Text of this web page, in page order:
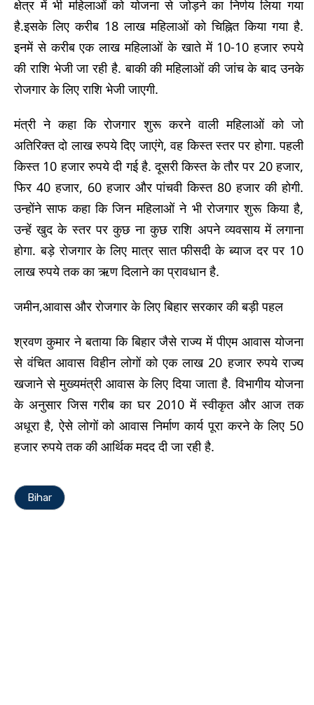
क्षेत्र में भी महिलाओं को योजना से जोड़ने का निर्णय लिया गया
है.इसके लिए करीब 18 लाख महिलाओं को चिह्नित किया गया है.
इनमें से करीब एक लाख महिलाओं के खाते में 10-10 हजार रुपये
की राशि भेजी जा रही है. बाकी की महिलाओं की जांच के बाद उनके
रोजगार के लिए राशि भेजी जाएगी.
मंत्री ने कहा कि रोजगार शुरू करने वाली महिलाओं को जो
अतिरिक्त दो लाख रुपये दिए जाएंगे, वह किस्त स्तर पर होगा. पहली
किस्त 10 हजार रुपये दी गई है. दूसरी किस्त के तौर पर 20 हजार,
फिर 40 हजार, 60 हजार और पांचवी किस्त 80 हजार की होगी.
उन्होंने साफ कहा कि जिन महिलाओं ने भी रोजगार शुरू किया है,
उन्हें खुद के स्तर पर कुछ ना कुछ राशि अपने व्यवसाय में लगाना
होगा. बड़े रोजगार के लिए मात्र सात फीसदी के ब्याज दर पर 10
लाख रुपये तक का ऋण दिलाने का प्रावधान है.
जमीन,आवास और रोजगार के लिए बिहार सरकार की बड़ी पहल
श्रवण कुमार ने बताया कि बिहार जैसे राज्य में पीएम आवास योजना
से वंचित आवास विहीन लोगों को एक लाख 20 हजार रुपये राज्य
खजाने से मुख्यमंत्री आवास के लिए दिया जाता है. विभागीय योजना
के अनुसार जिस गरीब का घर 2010 में स्वीकृत और आज तक
अधूरा है, ऐसे लोगों को आवास निर्माण कार्य पूरा करने के लिए 50
हजार रुपये तक की आर्थिक मदद दी जा रही है.
Bihar